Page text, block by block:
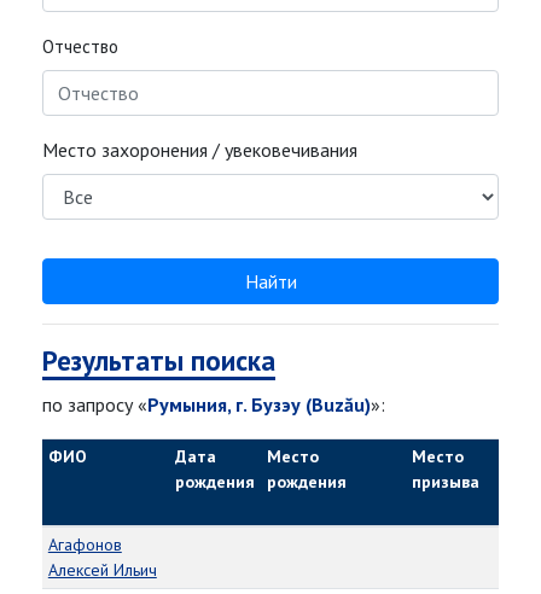
Отчество
Место захоронения / увековечивания
Найти
Результаты поиска
по запросу «Румыния, г. Бузэу (Buzău)»:
ФИО
Дата
рождения
Место
рождения
Место
призыва
Агафонов
Алексей Ильич